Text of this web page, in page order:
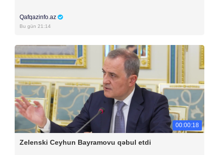
Qafqazinfo.az
Bu gün 21:14
00:00:18
Zelenski Ceyhun Bayramovu qəbul etdi